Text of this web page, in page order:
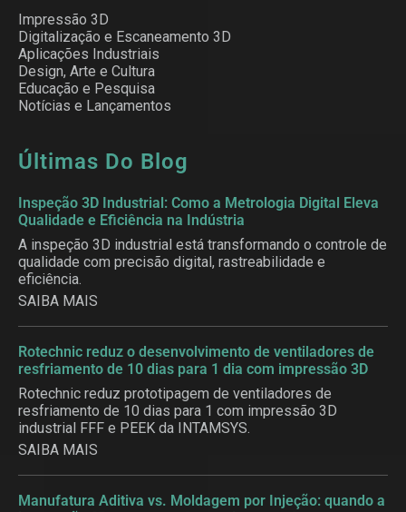
Impressão 3D
Digitalização e Escaneamento 3D
Aplicações Industriais
Design, Arte e Cultura
Educação e Pesquisa
Notícias e Lançamentos
Últimas Do Blog
Inspeção 3D Industrial: Como a Metrologia Digital Eleva
Qualidade e Eficiência na Indústria
A inspeção 3D industrial está transformando o controle de
qualidade com precisão digital, rastreabilidade e
eficiência.
SAIBA MAIS
Rotechnic reduz o desenvolvimento de ventiladores de
resfriamento de 10 dias para 1 dia com impressão 3D
Rotechnic reduz prototipagem de ventiladores de
resfriamento de 10 dias para 1 com impressão 3D
industrial FFF e PEEK da INTAMSYS.
SAIBA MAIS
Manufatura Aditiva vs. Moldagem por Injeção: quando a